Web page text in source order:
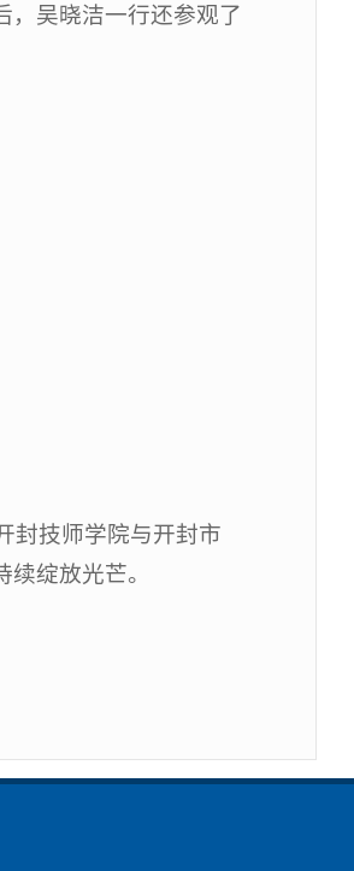
，吴晓洁一行还参观了
封技师学院与开封市
绽放光芒。